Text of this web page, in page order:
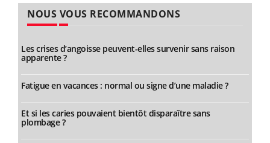
NOUS VOUS RECOMMANDONS
Les crises d’angoisse peuvent-elles survenir sans raison
apparente ?
Fatigue en vacances : normal ou signe d’une maladie ?
Et si les caries pouvaient bientôt disparaître sans
plombage ?